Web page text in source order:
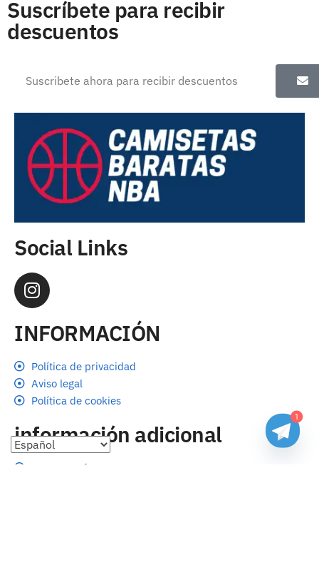
Suscríbete para recibir
descuentos
Social Links
INFORMACIÓN
Política de privacidad
Aviso legal
Política de cookies
información adicional
Preguntas frecuentes
1